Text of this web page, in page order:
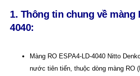
1. Thông tin chung về màng
4040:
Màng RO ESPA4-LD-4040 Nitto
nước tiên tiến, thuộc dòng màng RO